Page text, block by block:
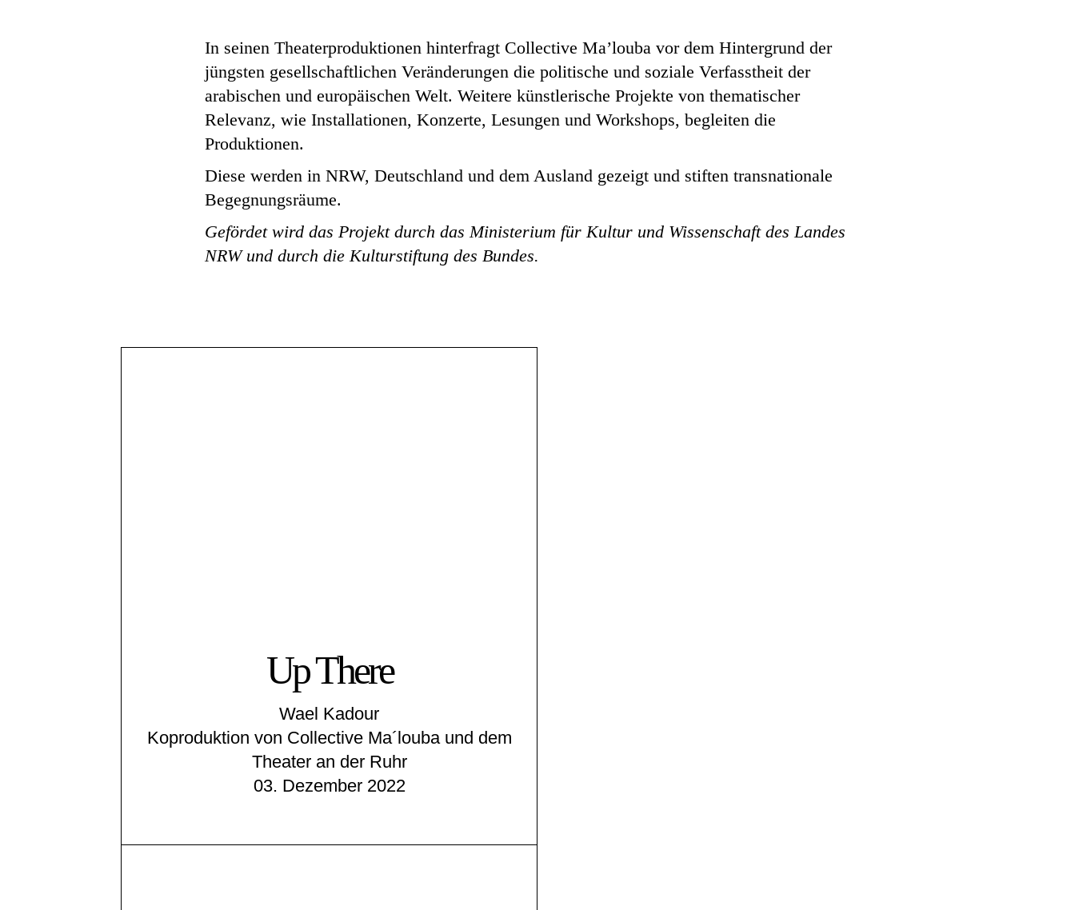
In seinen Theaterproduktionen hinterfragt Collective Ma’louba vor dem Hintergrund der
jüngsten gesellschaftlichen Veränderungen die politische und soziale Verfasstheit der
arabischen und europäischen Welt. Weitere künstlerische Projekte von thematischer
Relevanz, wie Installationen, Konzerte, Lesungen und Workshops, begleiten die
Produktionen.
Diese werden in NRW, Deutschland und dem Ausland gezeigt und stiften transnationale
Begegnungsräume.
Gefördet wird das Projekt durch das Ministerium für Kultur und Wissenschaft des Landes
NRW und durch die Kulturstiftung des Bundes.
Up There
Wael Kadour
Koproduktion von Collective Ma´louba und dem
Theater an der Ruhr
03. Dezember 2022